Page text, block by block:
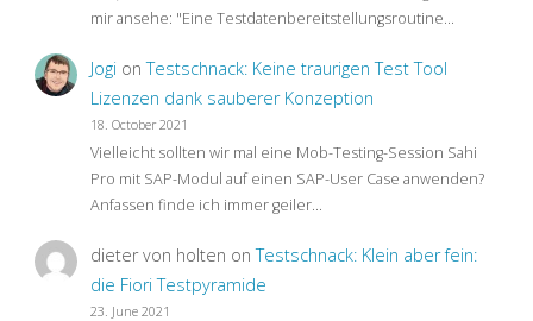
mir ansehe: "Eine Testdatenbereitstellungsroutine…
Jogi onTestschnack: Keine traurigen Test Tool
Lizenzen dank sauberer Konzeption
18. October 2021
Vielleicht sollten wir mal eine Mob-Testing-Session Sahi
Pro mit SAP-Modul auf einen SAP-User Case anwenden?
Anfassen finde ich immer geiler…
dieter von holten onTestschnack: Klein aber fein:
die Fiori Testpyramide
23. June 2021